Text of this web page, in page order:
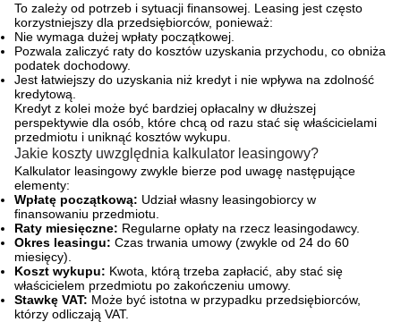
To zależy od potrzeb i sytuacji finansowej. Leasing jest często
korzystniejszy dla przedsiębiorców, ponieważ:
Nie wymaga dużej wpłaty początkowej.
Pozwala zaliczyć raty do kosztów uzyskania przychodu, co obniża
podatek dochodowy.
Jest łatwiejszy do uzyskania niż kredyt i nie wpływa na zdolność
kredytową.
Kredyt z kolei może być bardziej opłacalny w dłuższej
perspektywie dla osób, które chcą od razu stać się właścicielami
przedmiotu i uniknąć kosztów wykupu.
Jakie koszty uwzględnia kalkulator leasingowy?
Kalkulator leasingowy zwykle bierze pod uwagę następujące
elementy:
Wpłatę początkową: Udział własny leasingobiorcy w
finansowaniu przedmiotu.
Raty miesięczne: Regularne opłaty na rzecz leasingodawcy.
Okres leasingu: Czas trwania umowy (zwykle od 24 do 60
miesięcy).
Koszt wykupu: Kwota, którą trzeba zapłacić, aby stać się
właścicielem przedmiotu po zakończeniu umowy.
Stawkę VAT: Może być istotna w przypadku przedsiębiorców,
którzy odliczają VAT.